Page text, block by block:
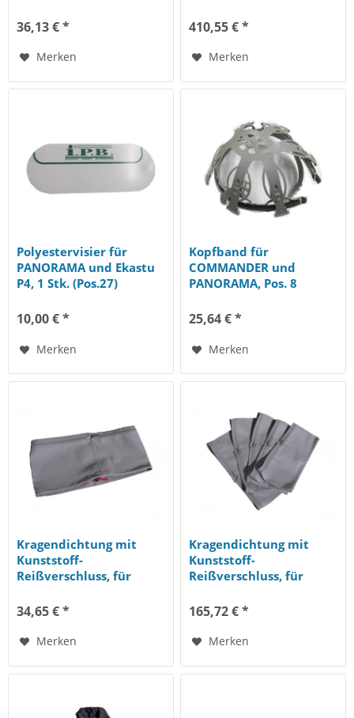
36,13 € *
Merken
410,55 € *
Merken
Polyestervisier für
PANORAMA und Ekastu
P4, 1 Stk. (Pos.27)
10,00 € *
Merken
Kopfband für
COMMANDER und
PANORAMA, Pos. 8
25,64 € *
Merken
Kragendichtung mit
Kunststoff-
Reißverschluss, für
COMMANDER, 1...
34,65 € *
Merken
Kragendichtung mit
Kunststoff-
Reißverschluss, für
COMMANDER,...
165,72 € *
Merken